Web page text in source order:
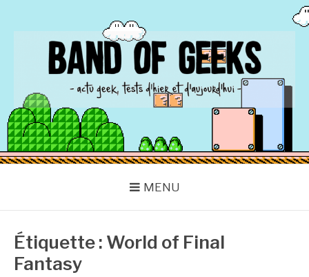
BAND OF GEEKS
Actu Geek d'hier et d'aujourd'hui
MENU
Étiquette : World of Final
Fantasy